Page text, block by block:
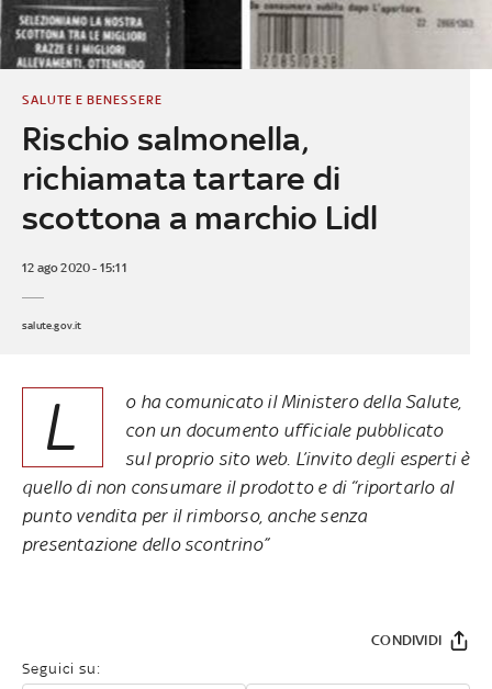
Rischio salmonella,
richiamata tartare di
scottona a marchio Lidl
SALUTE E BENESSERE
12 ago 2020 - 15:11
salute.gov.it
L
o ha comunicato il Ministero della Salute,
con un documento ufficiale pubblicato
sul proprio sito web. L’invito degli esperti è
quello di non consumare il prodotto e di “riportarlo al
punto vendita per il rimborso, anche senza
presentazione dello scontrino”
Seguici su:
CONDIVIDI